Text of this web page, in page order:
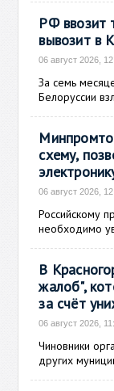
РФ ввозит
вывозит в
06 август 2026,
За семь
Белоруссии
схему,
06 август 2026,
Российскому
необходимо
В
жалоб",
за счёт
06 август 2026,
Чиновники
других